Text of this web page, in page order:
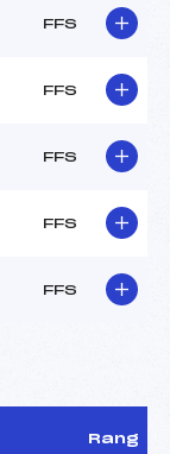
FFS
FFS
FFS
FFS
FFS
Rang